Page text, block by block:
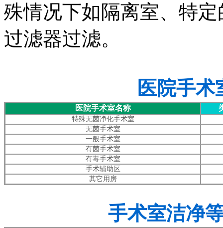
殊情况下如隔离室、特
过滤器过滤。
医院手术
医院手术室名称
特殊无菌净化手术室
无菌手术室
一般手术室
有菌手术室
有毒手术室
手术辅助区
其它用房
手术室洁净